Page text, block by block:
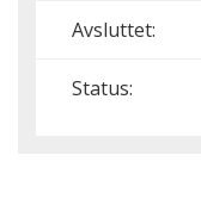
Avsluttet:
Status: